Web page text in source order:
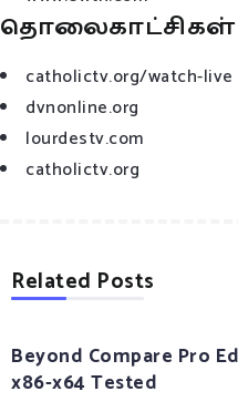
தொலைகாட்சிகள்
catholictv.org/watch-live
dvnonline.org
lourdestv.com
catholictv.org
Related Posts
Beyond Compare Pro
x86-x64 Tested